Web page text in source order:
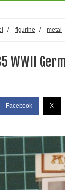
/ figurine / metal
WWII
Facebook X